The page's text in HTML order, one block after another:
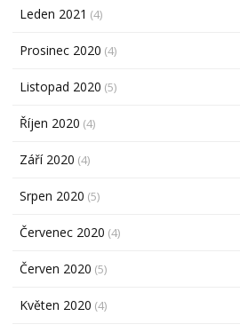
Leden 2021 (4)
Prosinec 2020 (4)
Listopad 2020 (5)
Říjen 2020 (4)
Září 2020 (4)
Srpen 2020 (5)
Červenec 2020 (4)
Červen 2020 (5)
Květen 2020 (4)